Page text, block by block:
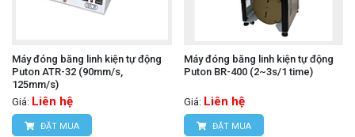
Máy đóng băng linh kiện tự động
Puton ATR-32 (90mm/s,
125mm/s)
Giá: Liên hệ
ĐẶT MUA
Máy đóng băng linh kiện tự động
Puton BR-400 (2~3s/1 time)
Giá: Liên hệ
ĐẶT MUA